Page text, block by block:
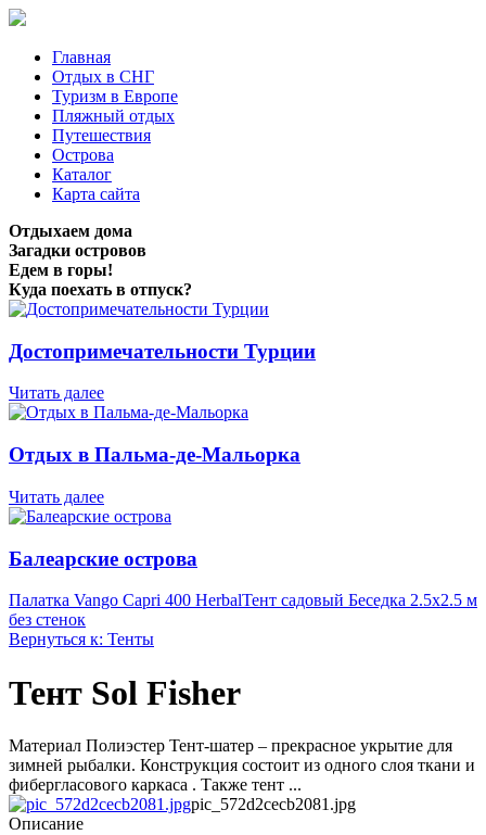
Главная
Отдых в СНГ
Туризм в Европе
Пляжный отдых
Путешествия
Острова
Каталог
Карта сайта
Отдыхаем дома
Загадки островов
Едем в горы!
Куда поехать в отпуск?
Достопримечательности Турции
Читать далее
Отдых в Пальма-де-Мальорка
Читать далее
Балеарские острова
Палатка Vango Capri 400 HerbalТент садовый Беседка 2.5х2.5 м
без стенок
Вернуться к: Тенты
Тент Sol Fisher
Материал Полиэстер Тент-шатер – прекрасное укрытие для
зимней рыбалки. Конструкция состоит из одного слоя ткани и
фибергласового каркаса . Также тент ...
pic_572d2cecb2081.jpg
Описание